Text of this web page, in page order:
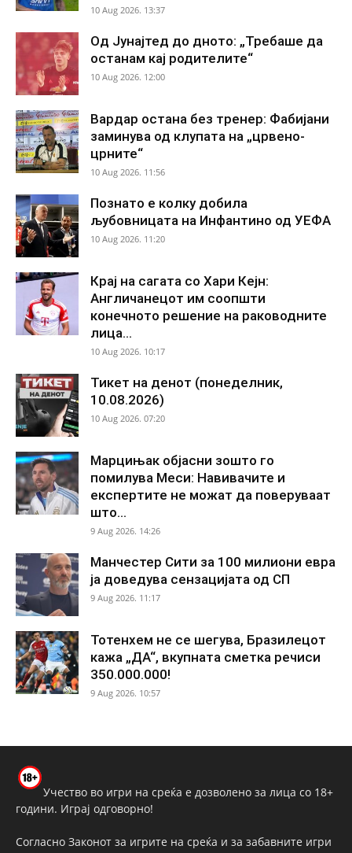
10 Aug 2026. 13:37
Од Јунајтед до дното: „Требаше да
останам кај родителите“
10 Aug 2026. 12:00
Вардар остана без тренер: Фабијани
заминува од клупата на „црвено-
црните“
10 Aug 2026. 11:56
Познато е колку добила
љубовницата на Инфантино од УЕФА
10 Aug 2026. 11:20
Крај на сагата со Хари Кејн:
Англичанецот им соопшти
конечното решение на раководните
лица...
10 Aug 2026. 10:17
Тикет на денот (понеделник,
10.08.2026)
10 Aug 2026. 07:20
Марцињак објасни зошто го
помилува Меси: Навивачите и
експертите не можат да поверуваат
што...
9 Aug 2026. 14:26
Манчестер Сити за 100 милиони евра
ја доведува сензацијата од СП
9 Aug 2026. 11:17
Тотенхем не се шегува, Бразилецот
кажа „ДА“, вкупната сметка речиси
350.000.000!
9 Aug 2026. 10:57
Учество во игри на среќа е дозволено за лица со 18+
години. Играј одговорно!
Согласно Законот за игрите на среќа и за забавните игри